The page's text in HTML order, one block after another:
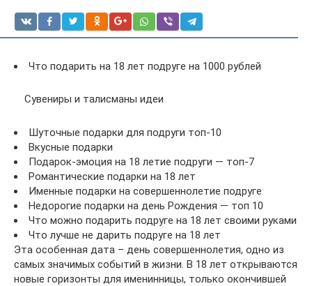
Что подарить на 18 лет подруге на 1000 рублей
Сувениры и талисманы идеи
Шуточные подарки для подруги топ-10
Вкусные подарки
Подарок-эмоция на 18 летие подруги — топ-7
Романтические подарки на 18 лет
Именные подарки на совершеннолетие подруге
Недорогие подарки на день Рождения — топ 10
Что можно подарить подруге на 18 лет своими руками
Что лучше не дарить подруге на 18 лет
Эта особенная дата – день совершеннолетия, одно из
самых значимых событий в жизни. В 18 лет открываются
новые горизонты для именинницы, только окончившей